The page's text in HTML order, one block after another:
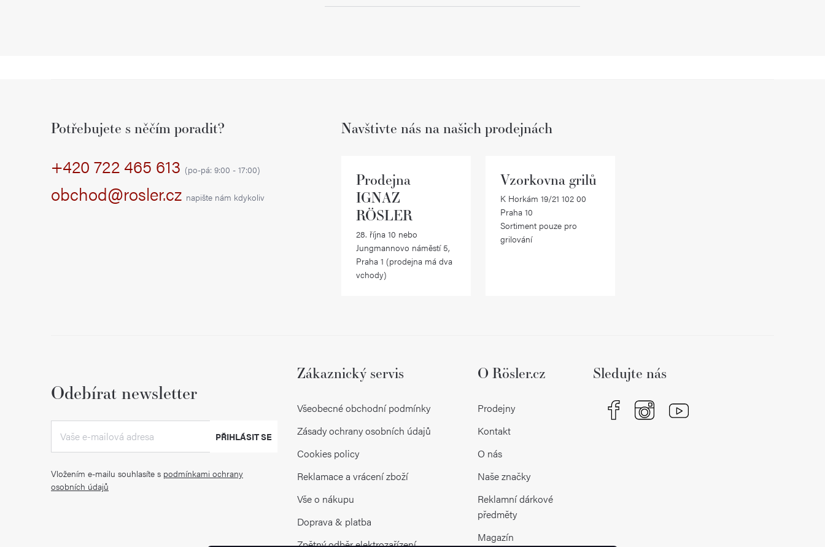
Potřebujete s něčím poradit?
+420 722 465 613 (po-pá: 9:00 - 17:00)
obchod@rosler.cz napište nám kdykoliv
Navštivte nás na našich prodejnách
Prodejna
IGNAZ
RÖSLER
28. října 10 nebo
Jungmannovo náměstí 5,
Praha 1 (prodejna má dva
vchody)
Vzorkovna grilů
K Horkám 19/21 102 00
Praha 10
Sortiment pouze pro
grilování
Odebírat newsletter
Vložením e-mailu souhlasíte s podmínkami ochrany
osobních údajů
PŘIHLÁSIT SE
Zákaznický servis
Všeobecné obchodní podmínky
Zásady ochrany osobních údajů
Cookies policy
Reklamace a vrácení zboží
Vše o nákupu
Doprava & platba
O Rösler.cz
Prodejny
Kontakt
O nás
Naše značky
Reklamní dárkové
předměty
Magazín
Sledujte nás